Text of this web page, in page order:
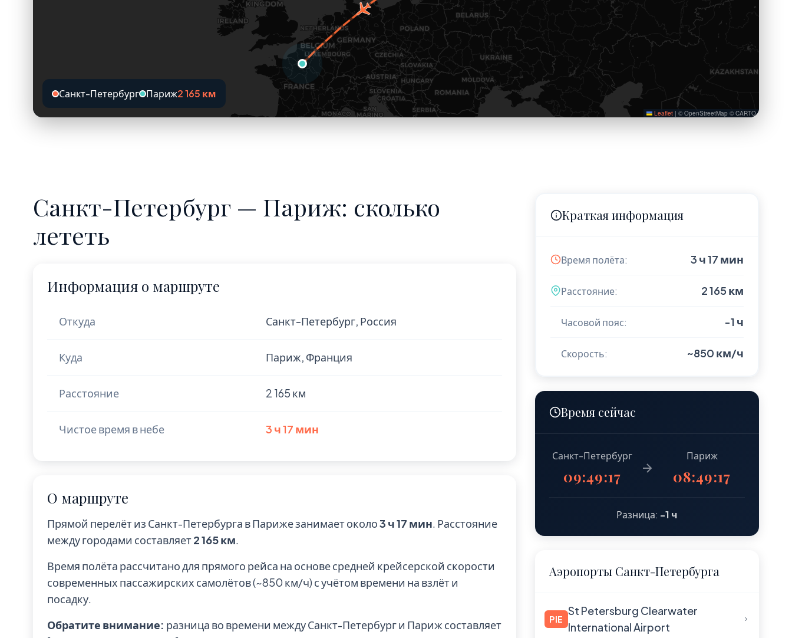
Leaflet | © OpenStreetMap © CARTO
Санкт-Петербург Париж2 165 км
Санкт-Петербург — Париж: сколько
лететь
Информация о маршруте
Откуда Санкт-Петербург, Россия
Куда Париж, Франция
Расстояние 2 165 км
Чистое время в небе 3 ч 17 мин
О маршруте
Прямой перелёт из Санкт-Петербурга в Париже занимает около3 ч 17 мин. Расстояние
между городами составляет2 165 км.
Время полёта рассчитано для прямого рейса на основе средней крейсерской скорости
современных пассажирских самолётов (~850 км/ч) с учётом времени на взлёт и
посадку.
Обратите внимание: разница во времени между Санкт-Петербург и Париж составляет
Краткая информация
Время полёта: 3 ч 17 мин
Расстояние: 2 165 км
Часовой пояс: -1 ч
Скорость: ~850 км/ч
Время сейчас
Санкт-Петербург
09:49:18
Париж
08:49:18
Разница: -1 ч
Аэропорты Санкт-Петербурга
PIE
St Petersburg Clearwater
International Airport